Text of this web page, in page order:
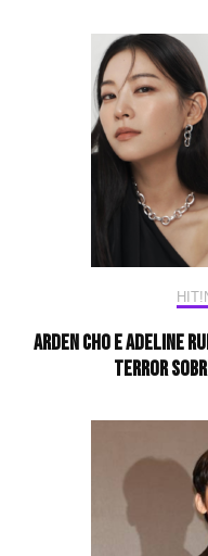
Arden Cho e Adeline
terror